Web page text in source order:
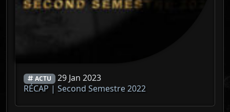
ACTU 29 Jan 2023
RÉCAP | Second Semestre 2022